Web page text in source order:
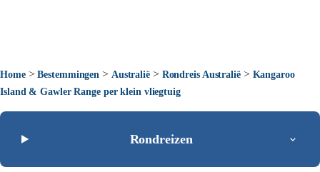
Home>Bestemmingen > Australië> Rondreis Australië> Kangaroo
Island & Gawler Range per klein vliegtuig
Rondreizen